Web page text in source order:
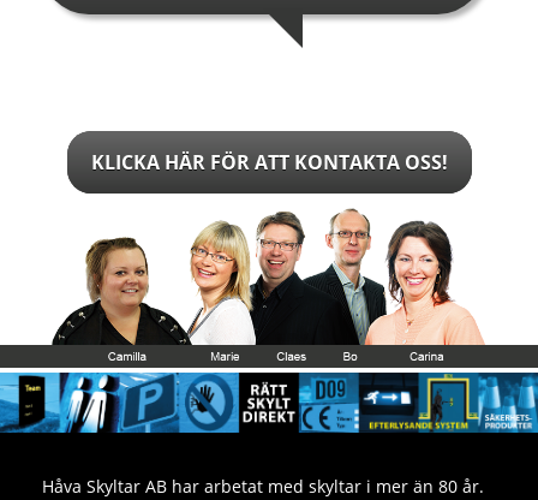
KLICKA HÄR FÖR ATT KONTAKTA OSS!
Håva Skyltar AB har arbetat med skyltar i mer än 80 år.